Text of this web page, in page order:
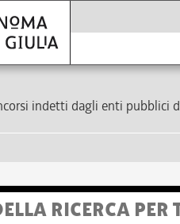
indetti dagli enti pubblici
RICERCA